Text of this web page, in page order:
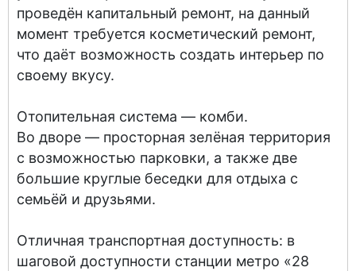
проведён капитальный ремонт, на данный
момент требуется косметический ремонт,
что даёт возможность создать интерьер по
своему вкусу.
Отопительная система — комби.
Во дворе — просторная зелёная территория
с возможностью парковки, а также две
большие круглые беседки для отдыха с
семьёй и друзьями.
Отличная транспортная доступность: в
шаговой доступности станции метро «28